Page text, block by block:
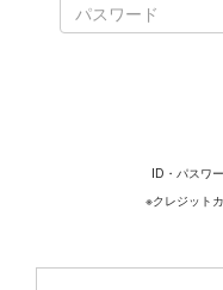
ID・パスワ
※クレジット